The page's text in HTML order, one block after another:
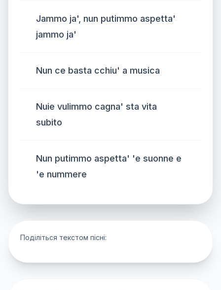
Jammo ja', nun putimmo aspetta'
jammo ja'
Nun ce basta cchiu' a musica
Nuie vulimmo cagna' sta vita
subito
Nun putimmo aspetta' 'e suonne e
'e nummere
Поділіться текстом пісні: